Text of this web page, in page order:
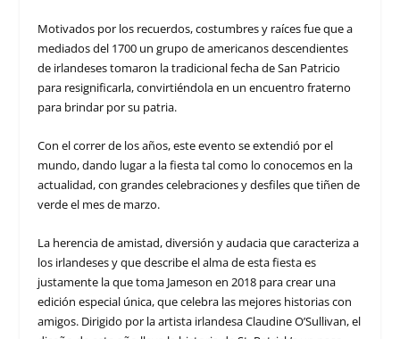
Motivados por los recuerdos, costumbres y raíces fue que a
mediados del 1700 un grupo de americanos descendientes
de irlandeses tomaron la tradicional fecha de San Patricio
para resignificarla, convirtiéndola en un encuentro fraterno
para brindar por su patria.
Con el correr de los años, este evento se extendió por el
mundo, dando lugar a la fiesta tal como lo conocemos en la
actualidad, con grandes celebraciones y desfiles que tiñen de
verde el mes de marzo.
La herencia de amistad, diversión y audacia que caracteriza a
los irlandeses y que describe el alma de esta fiesta es
justamente la que toma Jameson en 2018 para crear una
edición especial única, que celebra las mejores historias con
amigos. Dirigido por la artista irlandesa Claudine O’Sullivan, el